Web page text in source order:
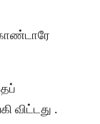
விட்டது .